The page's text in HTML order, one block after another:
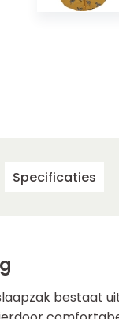
Specificaties
bestaat